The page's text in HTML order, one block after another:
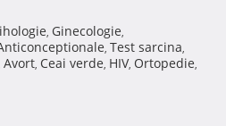
, Ginecologie,
, Test sarcina,
Avort, Ceai verde, HIV, Ortopedie,